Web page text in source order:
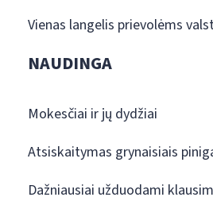
Vienas langelis prievolėms
NAUDINGA
Mokesčiai ir jų dydžiai
Atsiskaitymas grynaisiais
Dažniausiai užduodami